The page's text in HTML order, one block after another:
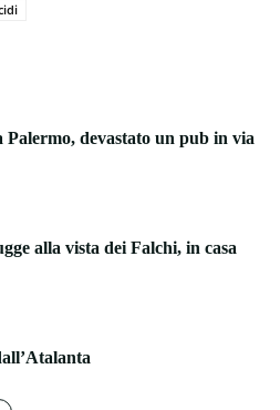
devastato un pub in via
alla vista dei Falchi, in casa